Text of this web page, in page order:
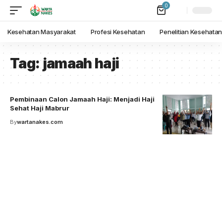
0
Kesehatan Masyarakat Profesi Kesehatan Penelitian Kesehatan
Tag:jamaah haji
Pembinaan Calon Jamaah Haji: Menjadi Haji
Sehat Haji Mabrur
Bywartanakes.com